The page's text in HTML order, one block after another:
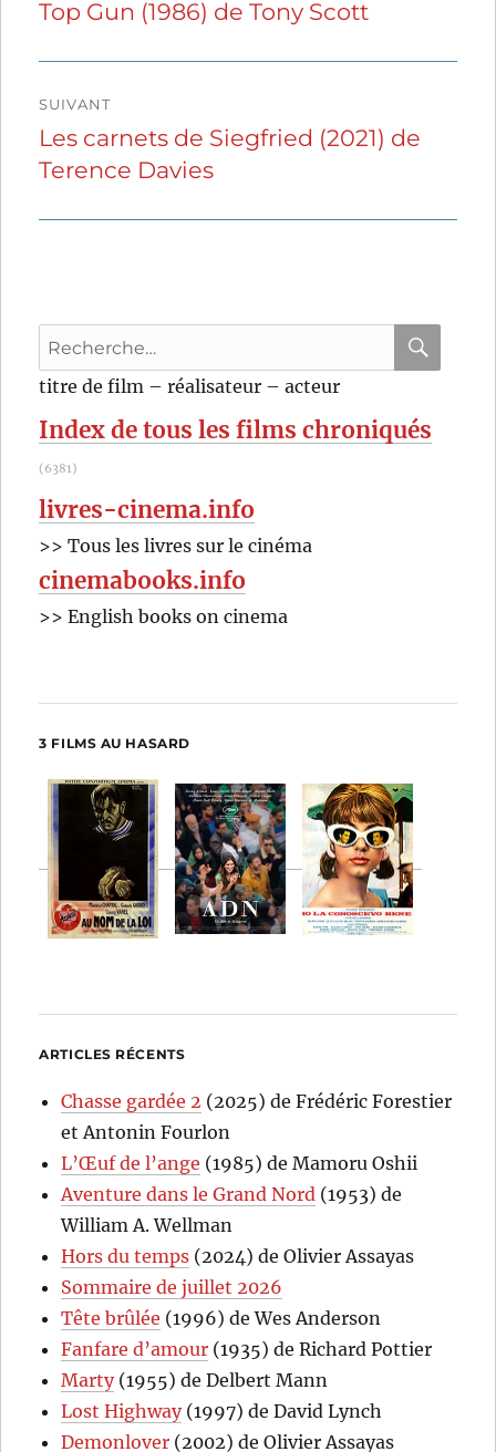
Publication
Top Gun (1986) de Tony Scott
SUIVANT
Publication
suivante :
Les carnets de Siegfried (2021) de
Terence Davies
Recherche
pour
titre de film – réalisateur – acteur
Index de tous les films chroniqués
(6381)
livres-cinema.info
>> Tous les livres sur le cinéma
cinemabooks.info
>> English books on cinema
3 FILMS AU HASARD
ARTICLES RÉCENTS
Chasse gardée 2 (2025) de Frédéric Forestier
et Antonin Fourlon
L’Œuf de l’ange (1985) de Mamoru Oshii
Aventure dans le Grand Nord (1953) de
William A. Wellman
Hors du temps (2024) de Olivier Assayas
Sommaire de juillet 2026
Tête brûlée (1996) de Wes Anderson
Fanfare d’amour (1935) de Richard Pottier
Marty(1955) de Delbert Mann
Lost Highway(1997) de David Lynch
Demonlover (2002) de Olivier Assayas